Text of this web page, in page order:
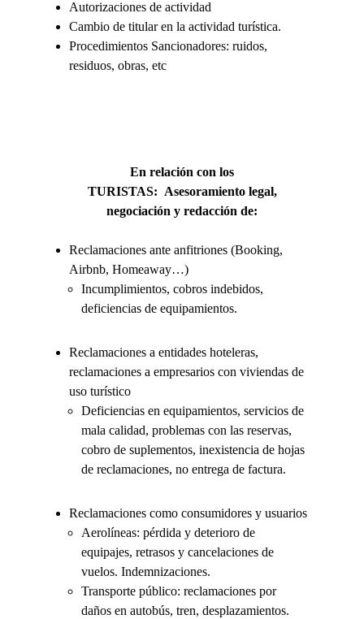
Autorizaciones de actividad
Cambio de titular en la actividad turística.
Procedimientos Sancionadores: ruidos,
residuos, obras, etc
En relación con los
TURISTAS: Asesoramiento legal,
negociación y redacción de:
Reclamaciones ante anfitriones (Booking,
Airbnb, Homeaway…)
Incumplimientos, cobros indebidos,
deficiencias de equipamientos.
Reclamaciones a entidades hoteleras,
reclamaciones a empresarios con viviendas de
uso turístico
Deficiencias en equipamientos, servicios de
mala calidad, problemas con las reservas,
cobro de suplementos, inexistencia de hojas
de reclamaciones, no entrega de factura.
Reclamaciones como consumidores y usuarios
Aerolíneas: pérdida y deterioro de
equipajes, retrasos y cancelaciones de
vuelos. Indemnizaciones.
Transporte público: reclamaciones por
daños en autobús, tren, desplazamientos.